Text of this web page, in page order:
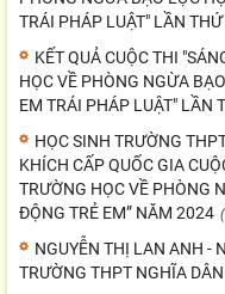
TRÁI PHÁP LUẬT" LẦN
KẾT QUẢ CUỘC THI
HỌC VỀ PHÒNG NGỪA
EM TRÁI PHÁP LUẬT" LẦN
HỌC SINH TRƯỜNG
KHÍCH CẤP QUỐC GIA
TRƯỜNG HỌC VỀ PHÒNG
ĐỘNG TRẺ EM” NĂM 2024
NGUYỄN THỊ LAN ANH -
TRƯỜNG THPT NGHĨA DÂN